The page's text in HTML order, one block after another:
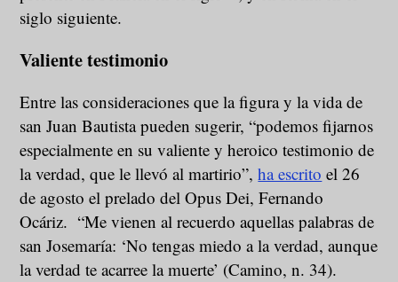
siglo siguiente.
Valiente testimonio
Entre las consideraciones que la figura y la vida de
san Juan Bautista pueden sugerir, “podemos fijarnos
especialmente en su valiente y heroico testimonio de
la verdad, que le llevó al martirio”,ha escrito el 26
de agosto el prelado del Opus Dei, Fernando
Ocáriz. “Me vienen al recuerdo aquellas palabras de
san Josemaría: ‘No tengas miedo a la verdad, aunque
la verdad te acarree la muerte’ (Camino, n. 34).